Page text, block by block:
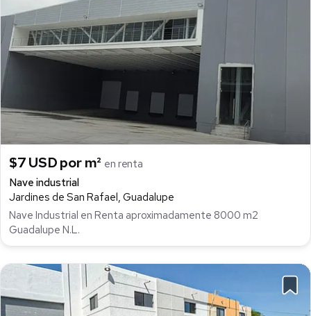
$7 USD por m² en renta
Nave industrial
Jardines de San Rafael, Guadalupe
Nave Industrial en Renta aproximadamente 8000 m2
Guadalupe N.L.